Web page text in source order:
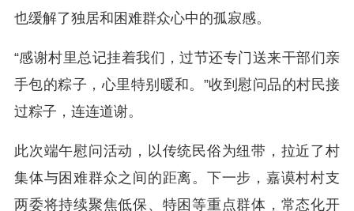
也缓解了独居和困难群众心中的孤寂感。
“感谢村里总记挂着我们，过节还专门送来干部们亲
手包的粽子，心里特别暖和。”收到慰问品的村民接
过粽子，连连道谢。
此次端午慰问活动，以传统民俗为纽带，拉近了村
集体与困难群众之间的距离。下一步，嘉谟村村支
两委将持续聚焦低保、特困等重点群体，常态化开